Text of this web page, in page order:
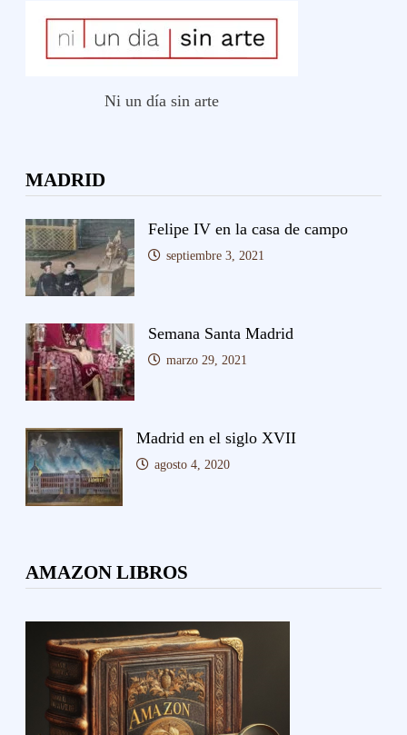
Ni un día sin arte
MADRID
Felipe IV en la casa de campo
septiembre 3, 2021
Semana Santa Madrid
marzo 29, 2021
Madrid en el siglo XVII
agosto 4, 2020
AMAZON LIBROS